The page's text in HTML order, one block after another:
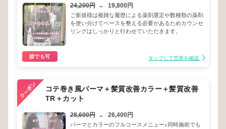
24,200円 → 19,800円
ご新規様は複雑な履歴による薬剤選定や数種類の薬剤
を使い分けてベースを整える必要があるためカウンセ
リングはしっかりと行わせていただきます。
誰でも可 タップして空席を確認
コテ巻き風パーマ＋髪質改善カラー＋髪質改善
TR＋カット
28,600円 → 26,400円
パーマとカラーのフルコースメニュー♪同時施術でも